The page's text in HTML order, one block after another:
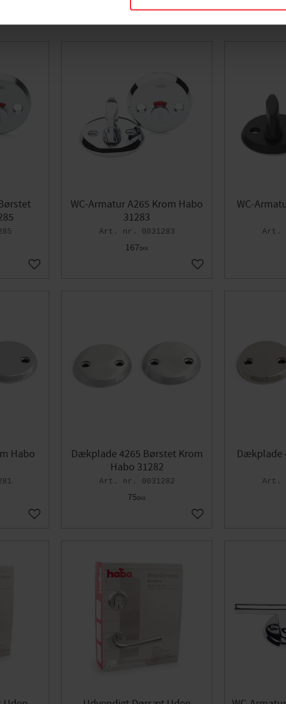
Gem som favorit
WC-Armatur A265 Krom Habo
31283
0031283
167DKK
Gem som favorit
WC-
Habo
Gem som favorit
Dækplade 4265 Børstet Krom
Habo 31282
0031282
75DKK
Gem som favorit
Dækplade